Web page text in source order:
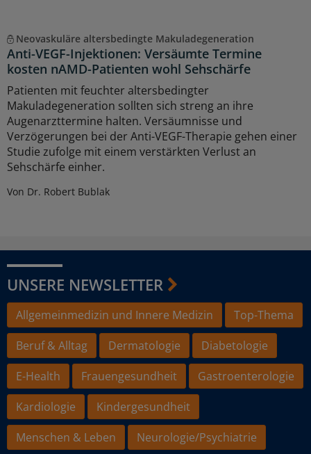
Neovaskuläre altersbedingte Makuladegeneration
Anti-VEGF-Injektionen: Versäumte Termine
kosten nAMD-Patienten wohl Sehschärfe
Patienten mit feuchter altersbedingter
Makuladegeneration sollten sich streng an ihre
Augenarzttermine halten. Versäumnisse und
Verzögerungen bei der Anti-VEGF-Therapie gehen einer
Studie zufolge mit einem verstärkten Verlust an
Sehschärfe einher.
Von Dr. Robert Bublak
UNSERE NEWSLETTER
Allgemeinmedizin und Innere Medizin
Top-Thema
Beruf & Alltag
Dermatologie
Diabetologie
E-Health
Frauengesundheit
Gastroenterologie
Kardiologie
Kindergesundheit
Menschen & Leben
Neurologie/Psychiatrie